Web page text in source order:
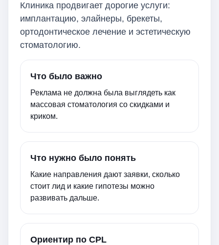
Клиника продвигает дорогие услуги:
имплантацию, элайнеры, брекеты,
ортодонтическое лечение и эстетическую
стоматологию.
Что было важно
Реклама не должна была выглядеть как
массовая стоматология со скидками и
криком.
Что нужно было понять
Какие направления дают заявки, сколько
стоит лид и какие гипотезы можно
развивать дальше.
Ориентир по CPL